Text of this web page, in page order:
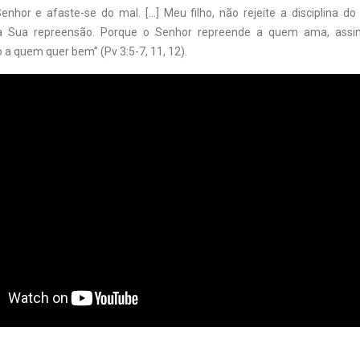
e afaste-se do mal. […] Meu filho, não rejeite a disciplina do
Sua repreensão. Porque o Senhor repreende a quem ama,
quem quer bem” (Pv 3:5-7, 11, 12).